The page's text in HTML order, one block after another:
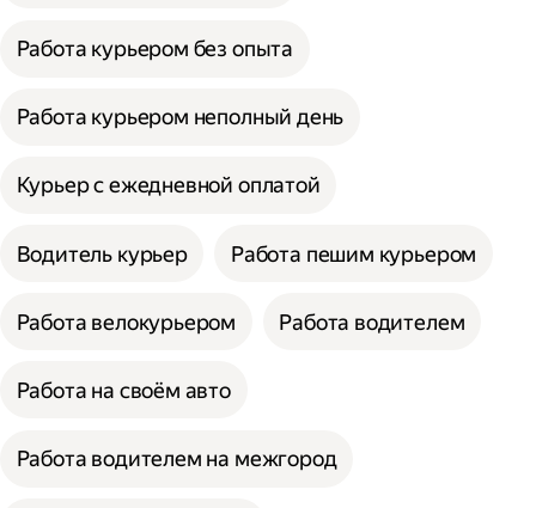
Работа курьером без опыта
Работа курьером неполный день
Курьер с ежедневной оплатой
Водитель курьер Работа пешим курьером
Работа велокурьером Работа водителем
Работа на своём авто
Работа водителем на межгород